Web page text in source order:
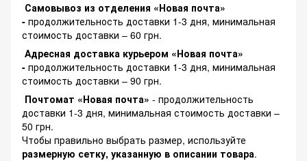
Самовывоз из отделения «Новая почта»
- продолжительность доставки 1-3 дня, минимальная
стоимость доставки – 60 грн.
Адресная доставка курьером «Новая почта»
- продолжительность доставки 1-3 дня, минимальная
стоимость доставки – 90 грн.
Почтомат «Новая почта» - продолжительность
доставки 1-3 дня, минимальная стоимость доставки –
50 грн.
Чтобы правильно выбрать размер, используйте
размерную сетку, указанную в описании товара.